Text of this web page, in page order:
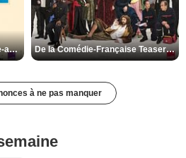
Les Matins merveilleux Bande-annonce VF De la Comédie-Française Teaser VF
à ne pas manquer